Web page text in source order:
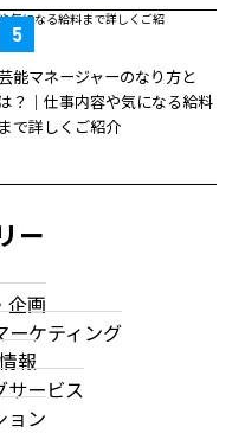
能マネージャーのなり方と
は？｜仕事内容や気になる給料
まで詳しくご紹介
ー
企画
ーケティング
報
サービス
ョン